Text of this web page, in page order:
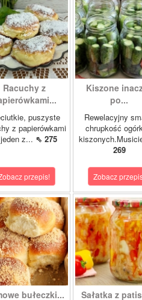
Racuchy z
puszyste
z papierówkami
z... ⇖ 275
przepis!
Kiszone
po...
Rewelacyjny
chrupkość
269
Zobacz
bułeczki... Sałatka z